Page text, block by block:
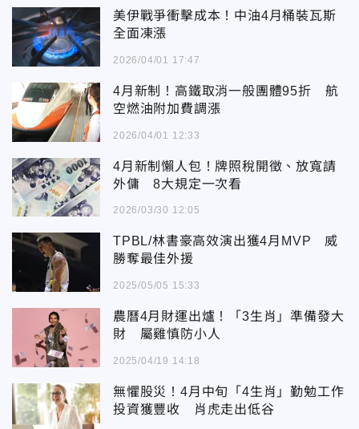
美伊戰爭衝擊成本！中油4月桶裝瓦斯
全面凍漲
2026/04/01 17:47
4月新制！高鐵取消一般團體95折 航
空燃油附加費調漲
2026/04/01 12:33
4月新制懶人包！牌照稅開徵、放寬請
外傭 8大規定一次看
2026/03/30 12:05
TPBL/林書豪高效演出獲4月MVP 威
勝奪最佳外援
2025/05/05 15:33
農曆4月財運出爐！「3生肖」準備發大
財 屬雞慎防小人
2025/04/19 14:18
無懼股災！4月中旬「4生肖」勤勉工作
投資獲豐收 肖虎走出低谷